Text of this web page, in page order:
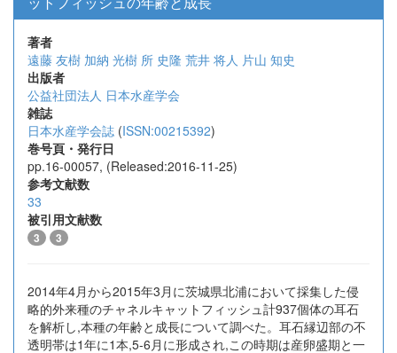
著者
遠藤 友樹 加納 光樹 所 史隆 荒井 将人 片山 知史
出版者
公益社団法人 日本水産学会
雑誌
日本水産学会誌 (ISSN:00215392)
巻号頁・発行日
pp.16-00057, (Released:2016-11-25)
参考文献数
33
被引用文献数
3 3
2014年4月から2015年3月に茨城県北浦において採集した侵
略的外来種のチャネルキャットフィッシュ計937個体の耳石
を解析し,本種の年齢と成長について調べた。耳石縁辺部の不
透明帯は1年に1本,5-6月に形成され,この時期は産卵盛期と一